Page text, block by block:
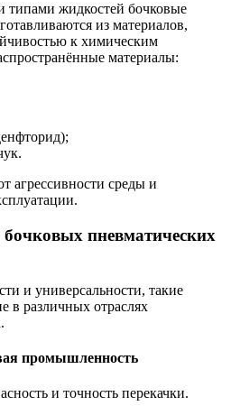
типами жидкостей бочковые
из материалов,
к химическим
материалы:
агрессивности среды и
пневматических
и универсальности, такие
в различных отраслях
промышленность
и точность перекачки.